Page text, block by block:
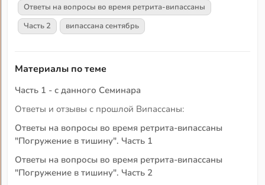
Ответы на вопросы во время ретрита-випассаны
Часть 2
випассана сентябрь
Материалы по теме
Часть 1 - с данного Семинара
Ответы и отзывы с прошлой Випассаны:
Ответы на вопросы во время ретрита-випассаны
"Погружение в тишину". Часть 1
Ответы на вопросы во время ретрита-випассаны
"Погружение в тишину". Часть 2